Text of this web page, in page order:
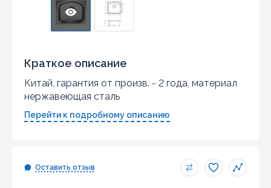
Краткое описание
Китай, гарантия от произв. - 2 года, материал
нержавеющая сталь
Перейти к подробному описанию
Оставить отзыв